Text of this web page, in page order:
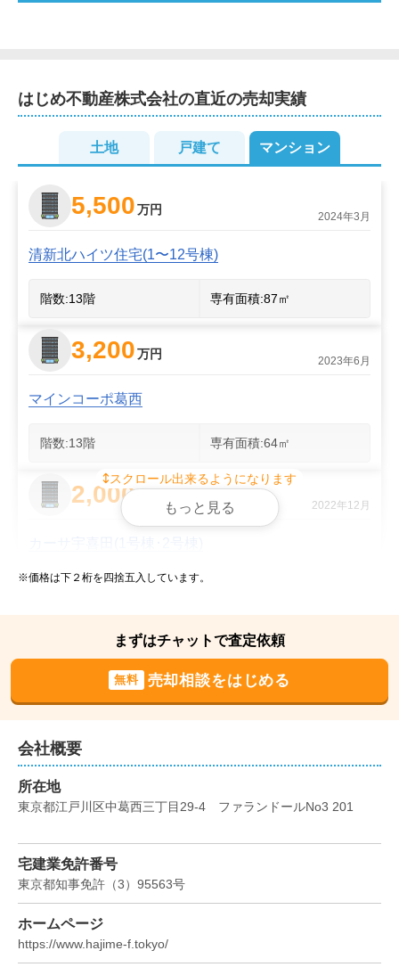
もお気軽にご連絡ください。
2
はじめ不動産株式会社の直近の売却実績
土地 戸建て マンション
5,500万円 2024年3月
清新北ハイツ住宅(1〜12号棟)
階数:13階 専有面積:87㎡
3,200万円 2023年6月
マインコーポ葛西
階数:13階 専有面積:64㎡
2,000 2022年12月
階数: 階
3,500万円
マインコーポ葛西
階数: 8階
2,000
スクロール出来るようになります
もっと見る
※価格は下２桁を四捨五入しています。
まずはチャットで査定依頼
無料 売却相談をはじめる
会社概要
所在地
東京都江戸川区中葛西三丁目29-4　ファランドールNo3 201
宅建業免許番号
東京都知事免許 （3） 95563号
ホームページ
https://www.hajime-f.tokyo/